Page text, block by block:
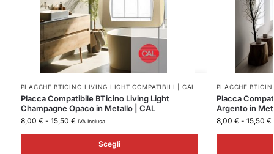
PLACCHE BTICINO LIVING LIGHT COMPATIBILI | CAL
Placca Compatibile BTicino Living Light
Champagne Opaco in Metallo | CAL
8,00 € - 15,50 € IVA Inclusa
Scegli
PLACCHE
Placca
Argento in
8,00 € - 15,50 €